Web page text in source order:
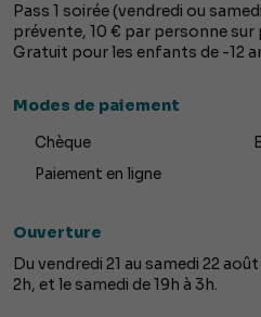
Pass 1 soirée (vendredi ou
prévente, 10 € par personne sur
Gratuit pour les enfants de -12
Modes de paiement
Chèque
Paiement en ligne
Ouverture
Du vendredi 21 au samedi 22
2h, et le samedi de 19h à 3h.